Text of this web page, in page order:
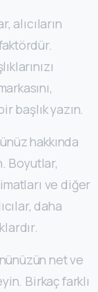
alıcıların
başlık yazın.
hakkında
Boyutlar,
ve diğer
daha
net ve
Birkaç farklı